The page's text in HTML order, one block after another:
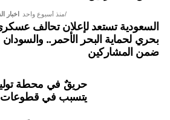
اخبار منذ أسبوع واحد
السعودية تستعد لإعلان تحالف
بحري لحماية البحر الأحمر.. والسودان
ضمن المشاركين
حريقٌ في محطة
يتسبب في قطوعات بـ4